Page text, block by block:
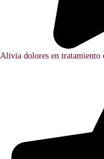
Alivia dolores en tratamiento